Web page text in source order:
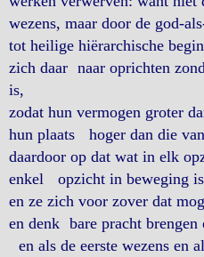
wezens, maar door de god-
tot heilige hiërarchische
zich daar naar oprichten
is,
zodat hun vermogen groter
hun plaats hoger dan die
daardoor op dat wat in elk
enkel opzicht in beweging
en ze zich voor zover dat
en denk bare pracht brengen
en als de eerste wezens en